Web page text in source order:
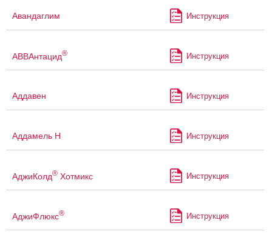
Авандаглим Инструкция
АВВАнтацид® Инструкция
Аддавен Инструкция
Аддамель Н Инструкция
АджиКолд® Хотмикс Инструкция
АджиФлюкс® Инструкция